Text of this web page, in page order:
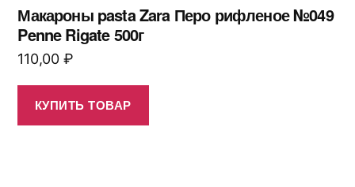
Макароны pasta Zara Перо рифленое №049
Penne Rigate 500г
110,00 ₽
КУПИТЬ ТОВАР